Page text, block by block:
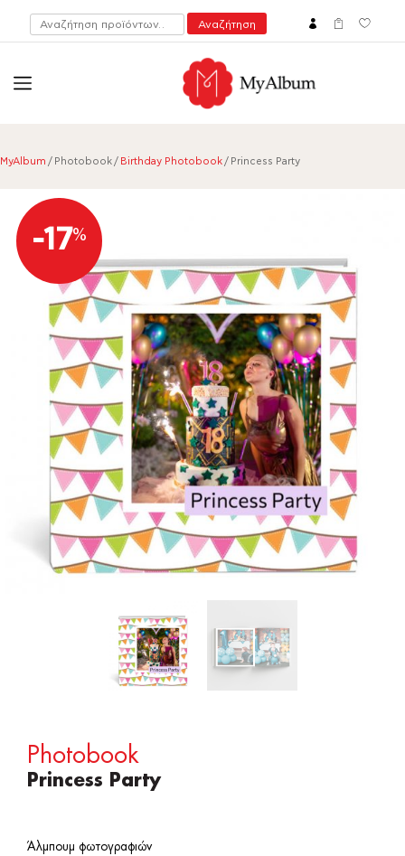
Αναζήτηση
για:
Αναζήτηση
open
MyAlbum / Photobook / Birthday Photobook / Princess Party
-17%
Photobook
Princess Party
Άλμπουμ φωτογραφιών